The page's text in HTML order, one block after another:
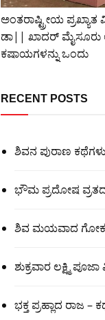
ಅಂತರಾಷ್ಟ್ರೀಯ ಪ್ರಖ್ಯಾತ
ಡಾ|| ಖಾದರ್
ಕಷಾಯಗಳನ್ನು ಒಂದು
RECENT POSTS
ಶಿವನ ಪುರಾಣ ಕಥೆಗಳು
ಭೌಮ ಪ್ರದೋಷ
ಶಿವ ಮಯವಾದ
ಶುಕ್ರವಾರ ಲಕ್ಷ್ಮಿ
ಭಕ್ತ ಪ್ರಹ್ಲಾದ ರಾಜ –